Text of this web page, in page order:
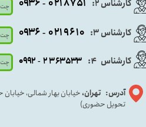
آدرس: تهران، خیابان بهار شمالی، خیابان
تحویل حضوری)
کارشناس ۳: ۰۲۱۹۶۱۰ -۰۹۳۶
کارشناس ۲: ۰۲۱۸۷۵۱ - ۰۹۳۶
کارشناس 4
: ۲۳۶۳۵۳۳ - ۰۹۹۲ چت
چت
چت